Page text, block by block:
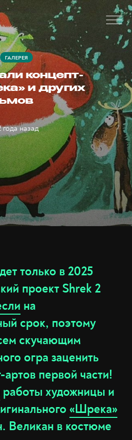
ГАЛЕРЕЯ
концепт-
и других
года назад
только в 2025
проект Shrek 2
на
срок, поэтому
скучающим
огра заценить
артов первой части!
работы художницы и
«Шрека»
Великан в костюме